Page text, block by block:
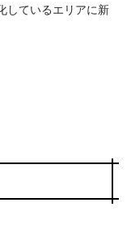
しているエリアに新